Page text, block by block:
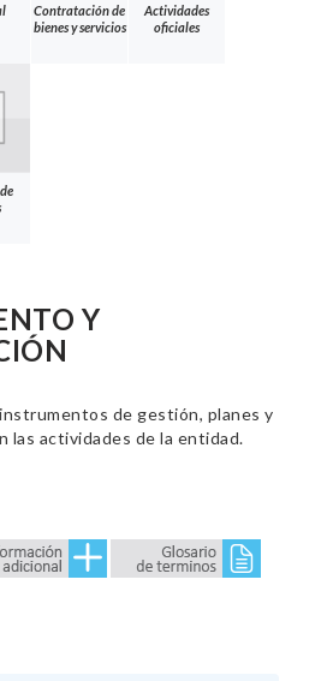
Contratación de
bienes y servicios
Actividades
oficiales
Y
de gestión, planes y
las actividades de la entidad.